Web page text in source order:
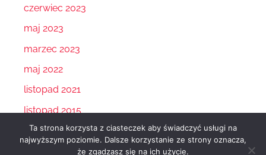
czerwiec 2023
maj 2023
marzec 2023
maj 2022
listopad 2021
listopad 2015
Ta strona korzysta z ciasteczek aby świadczyć usługi na
najwyższym poziomie. Dalsze korzystanie ze strony oznacza,
że zgadzasz się na ich użycie.